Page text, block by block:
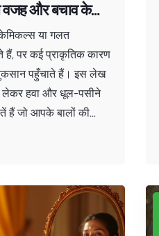
वजह और बचाव के
या गलत
हैं, पर कई प्राकृतिक कारण
नुकसान पहुँचाते हैं। इस लेख
लेकर हवा और धूल-पसीने
हैं जो आपके बालों की